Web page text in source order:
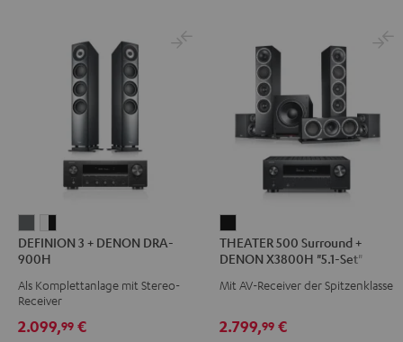
3
+
DENON
DRA-
900H
3
DENON
DRA-
900H
DEFINION 3 + DENON DRA-
900H
Als Komplettanlage mit Stereo-
Receiver
2.099,99 €
500
Surround
+
X3800H
THEATER 500 Surround +
DENON X3800H "5.1-Set"
Mit AV-Receiver der Spitzenklasse
2.799,99 €